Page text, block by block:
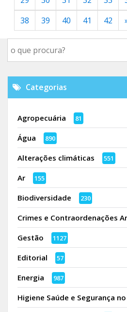
38
39 40 41 42
Categorias
Agropecuária 81
Água 890
Alterações climáticas 551
Ar 155
Biodiversidade 230
Crimes e Contraordenações
Gestão 1127
Editorial 57
Energia 987
Higiene Saúde e Segurança